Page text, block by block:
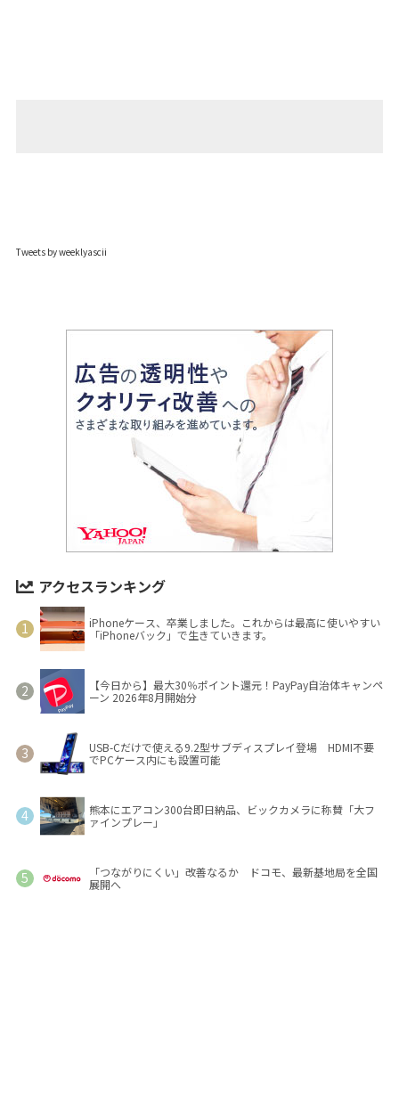
Tweets by weeklyascii
アクセスランキング
iPhoneケース、卒業しました。これからは最高に使いやすい
「iPhoneバック」で生きていきます。
【今日から】最大30％ポイント還元！PayPay自治体キャンペ
ーン 2026年8月開始分
USB-Cだけで使える9.2型サブディスプレイ登場 HDMI不要
でPCケース内にも設置可能
熊本にエアコン300台即日納品、ビックカメラに称賛「大フ
ァインプレー」
「つながりにくい」改善なるか ドコモ、最新基地局を全国
展開へ